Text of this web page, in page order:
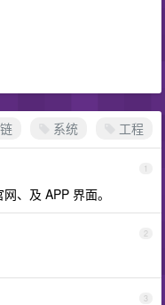
系统 工程
1
、及 APP 界面。
2
3